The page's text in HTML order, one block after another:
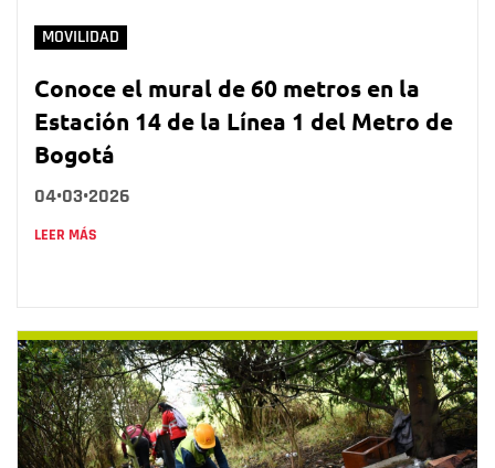
MOVILIDAD
Conoce el mural de 60 metros en la
Estación 14 de la Línea 1 del Metro de
Bogotá
04•03•2026
LEER MÁS